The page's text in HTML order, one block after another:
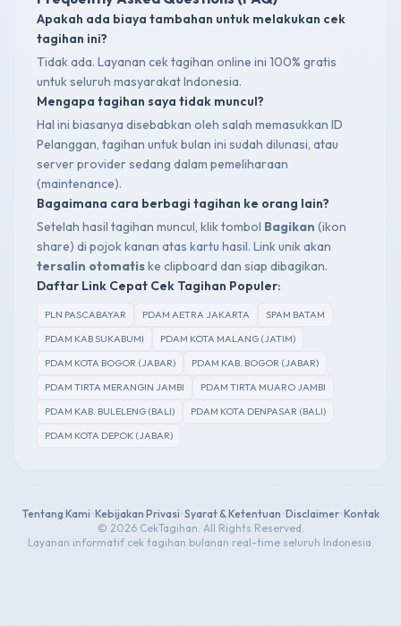
Apakah ada biaya tambahan untuk melakukan cek
tagihan ini?
Tidak ada. Layanan cek tagihan online ini 100% gratis
untuk seluruh masyarakat Indonesia.
Mengapa tagihan saya tidak muncul?
Hal ini biasanya disebabkan oleh salah memasukkan ID
Pelanggan, tagihan untuk bulan ini sudah dilunasi, atau
server provider sedang dalam pemeliharaan
(maintenance).
Bagaimana cara berbagi tagihan ke orang lain?
Setelah hasil tagihan muncul, klik tombol Bagikan (ikon
share) di pojok kanan atas kartu hasil. Link unik akan
tersalin otomatiske clipboard dan siap dibagikan.
Daftar Link Cepat Cek Tagihan Populer:
PLN PASCABAYAR PDAM AETRA JAKARTA
SPAM BATAM
PDAM KAB SUKABUMI
PDAM KOTA MALANG (JATIM)
PDAM KOTA BOGOR (JABAR)
PDAM KAB. BOGOR (JABAR)
PDAM TIRTA MERANGIN JAMBI
PDAM TIRTA MUARO JAMBI
PDAM KAB. BULELENG (BALI)
PDAM KOTA DENPASAR (BALI)
PDAM KOTA DEPOK (JABAR)
Tentang Kami •Kebijakan Privasi •Syarat & Ketentuan •Disclaimer•Kontak
© 2026 CekTagihan. All Rights Reserved.
Layanan informatif cek tagihan bulanan real-time seluruh Indonesia.